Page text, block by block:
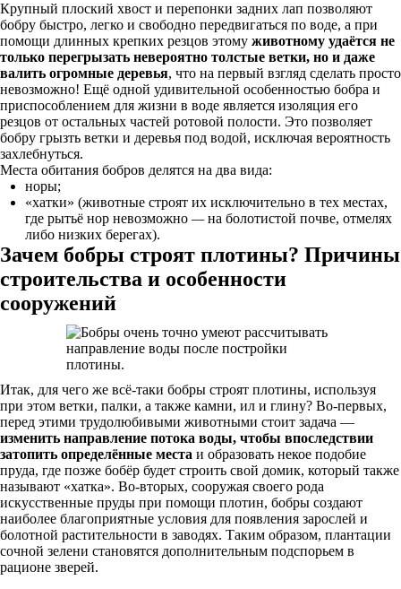
Крупный плоский хвост и перепонки задних лап позволяют
бобру быстро, легко и свободно передвигаться по воде, а при
помощи длинных крепких резцов этому животному удаётся не
только перегрызать невероятно толстые ветки, но и даже
валить огромные деревья, что на первый взгляд сделать просто
невозможно! Ещё одной удивительной особенностью бобра и
приспособлением для жизни в воде является изоляция его
резцов от остальных частей ротовой полости. Это позволяет
бобру грызть ветки и деревья под водой, исключая вероятность
захлебнуться.
Места обитания бобров делятся на два вида:
норы;
«хатки» (животные строят их исключительно в тех местах,
где рытьё нор невозможно —на болотистой почве, отмелях
либо низких берегах).
Зачем бобры строят плотины? Причины
строительства и особенности
сооружений
Итак, для чего же всё-таки бобры строят плотины, используя
при этом ветки, палки, а также камни, ил и глину? Во-первых,
перед этими трудолюбивыми животными стоит задача —
изменить направление потока воды, чтобы впоследствии
затопить определённые места и образовать некое подобие
пруда, где позже бобёр будет строить свой домик, который также
называют «хатка». Во-вторых, сооружая своего рода
искусственные пруды при помощи плотин, бобры создают
наиболее благоприятные условия для появления зарослей и
болотной растительности в заводях. Таким образом, плантации
сочной зелени становятся дополнительным подспорьем в
рационе зверей.